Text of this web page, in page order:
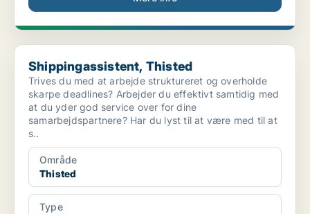
Shippingassistent, Thisted
Shippingassistent, Thisted
Trives du med at arbejde struktureret og overholde
skarpe deadlines? Arbejder du effektivt samtidig med
at du yder god service over for dine
samarbejdspartnere? Har du lyst til at være med til at
s..
Område
Thisted
Type